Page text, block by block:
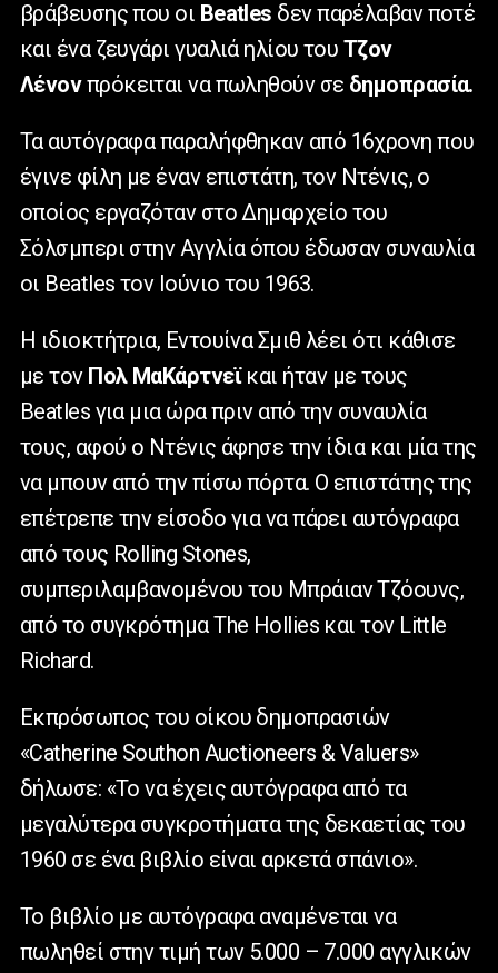
βράβευσης που οι Beatles δεν παρέλαβαν ποτέ
και ένα ζευγάρι γυαλιά ηλίου του Τζον
Λένονπρόκειται να πωληθούν σε δημοπρασία.
Τα αυτόγραφα παραλήφθηκαν από 16χρονη που
έγινε φίλη με έναν επιστάτη, τον Ντένις, ο
οποίος εργαζόταν στο Δημαρχείο του
Σόλσμπερι στην Αγγλία όπου έδωσαν συναυλία
οι Beatles τον Ιούνιο του 1963.
Η ιδιοκτήτρια, Εντουίνα Σμιθ λέει ότι κάθισε
με τονΠολ ΜαΚάρτνεϊ και ήταν με τους
Beatles για μια ώρα πριν από την συναυλία
τους, αφού ο Ντένις άφησε την ίδια και μία της
να μπουν από την πίσω πόρτα. Ο επιστάτης της
επέτρεπε την είσοδο για να πάρει αυτόγραφα
από τους Rolling Stones,
συμπεριλαμβανομένου του Μπράιαν Τζόουνς,
από το συγκρότημα The Hollies και τον Little
Richard.
Εκπρόσωπος του οίκου δημοπρασιών
«Catherine Southon Auctioneers & Valuers»
δήλωσε: «Το να έχεις αυτόγραφα από τα
μεγαλύτερα συγκροτήματα της δεκαετίας του
1960 σε ένα βιβλίο είναι αρκετά σπάνιο».
Το βιβλίο με αυτόγραφα αναμένεται να
πωληθεί στην τιμή των 5.000 – 7.000 αγγλικών